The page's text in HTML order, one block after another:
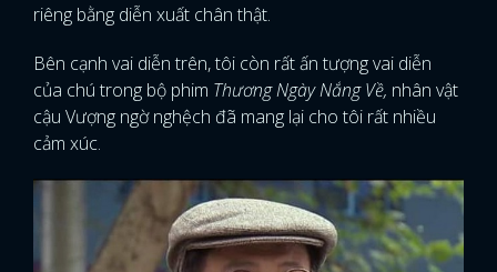
riêng bằng diễn xuất chân thật.
Bên cạnh vai diễn trên, tôi còn rất ấn tượng vai diễn
của chú trong bộ phim Thương Ngày Nắng Về, nhân vật
cậu Vượng ngờ nghệch đã mang lại cho tôi rất nhiều
cảm xúc.